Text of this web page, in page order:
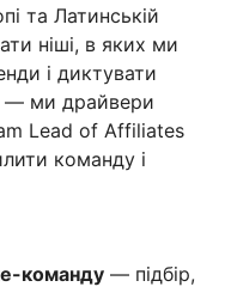
та Латинській
ніші, в яких ми
і диктувати
— ми драйвери
Lead of Affiliates
команду і
команду — підбір,